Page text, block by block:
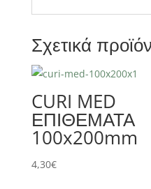
Σχετικά
CURI MED
ΕΠΙΘΕΜΑΤΑ
100x200mm
4,30€